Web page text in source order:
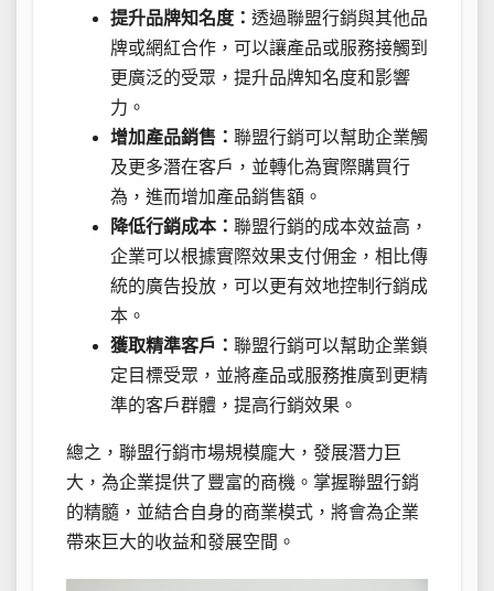
提升品牌知名度： 透過聯盟行銷與其他品
牌或網紅合作，可以讓產品或服務接觸到
更廣泛的受眾，提升品牌知名度和影響
力。
增加產品銷售： 聯盟行銷可以幫助企業觸
及更多潛在客戶，並轉化為實際購買行
為，進而增加產品銷售額。
降低行銷成本： 聯盟行銷的成本效益高，
企業可以根據實際效果支付佣金，相比傳
統的廣告投放，可以更有效地控制行銷成
本。
獲取精準客戶： 聯盟行銷可以幫助企業鎖
定目標受眾，並將產品或服務推廣到更精
準的客戶群體，提高行銷效果。
總之，聯盟行銷市場規模龐大，發展潛力巨
大，為企業提供了豐富的商機。掌握聯盟行銷
的精髓，並結合自身的商業模式，將會為企業
帶來巨大的收益和發展空間。